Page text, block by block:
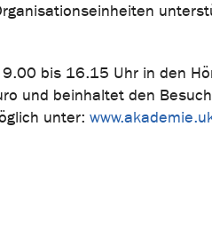
bis 16.15 Uhr in den
und beinhaltet den
unter: